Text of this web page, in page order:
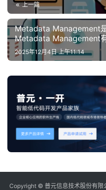
上一篇
Metadata Management
Metadata Management
2025年12月4日 上午11:14
Copyright © 普元信息技术股份有限